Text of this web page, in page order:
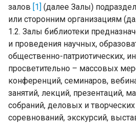
залов [1] (далее Залы)
или сторонним организациям
1.2. Залы библиотеки
и проведения научных,
общественно-патриотических,
просветительно – массовых
конференций, семинаров,
занятий, лекций, презентаций,
собраний, деловых и творческих
соревнований, экскурсий,